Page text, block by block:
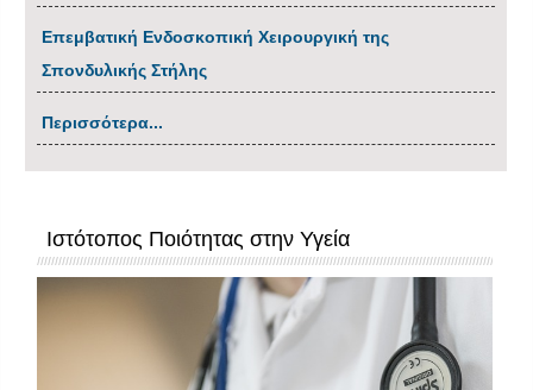
Επεμβατική Ενδοσκοπική Χειρουργική της
Σπονδυλικής Στήλης
Περισσότερα...
Ιστότοπος Ποιότητας στην Υγεία